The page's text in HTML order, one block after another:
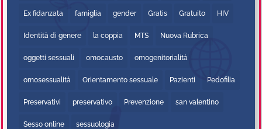
Ex fidanzata famiglia gender Gratis Gratuito HIV
Identità di genere la coppia MTS Nuova Rubrica
oggetti sessuali omocausto omogenitorialità
omosessualità Orientamento sessuale Pazienti Pedofilia
Preservativi preservativo Prevenzione san valentino
Sesso online sessuologia